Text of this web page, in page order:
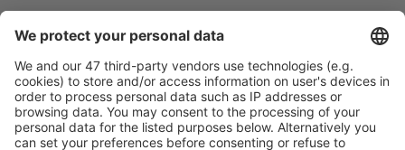
Rezervare fără griji cu opțiune gratuită de anulare.
Economiseşte mai mult
Prețuri atractive și oferte speciale pentru utilizatorii
conectați.